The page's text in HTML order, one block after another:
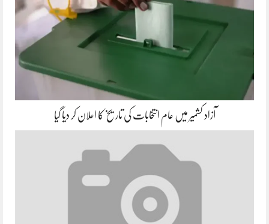
آزاد کشمیر میں عام انتخابات کی تاریخ کا اعلان کر دیا گیا